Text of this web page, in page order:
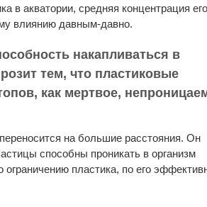
в акватории, средняя концентрация его
влиянию давным-давно.
накапливаться в
тем, что пластиковые
как мертвое,
на большие расстояния. Он
способны проникать в организм
пластика, по его